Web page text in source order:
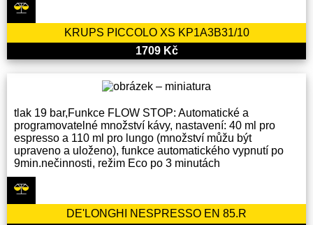
KRUPS PICCOLO XS KP1A3B31/10
1709 Kč
tlak 19 bar,Funkce FLOW STOP: Automatické a
programovatelné množství kávy, nastavení: 40 ml pro
espresso a 110 ml pro lungo (množství můžu být
upraveno a uloženo), funkce automatického vypnutí po
9min.nečinnosti, režim Eco po 3 minutách
DE'LONGHI NESPRESSO EN 85.R